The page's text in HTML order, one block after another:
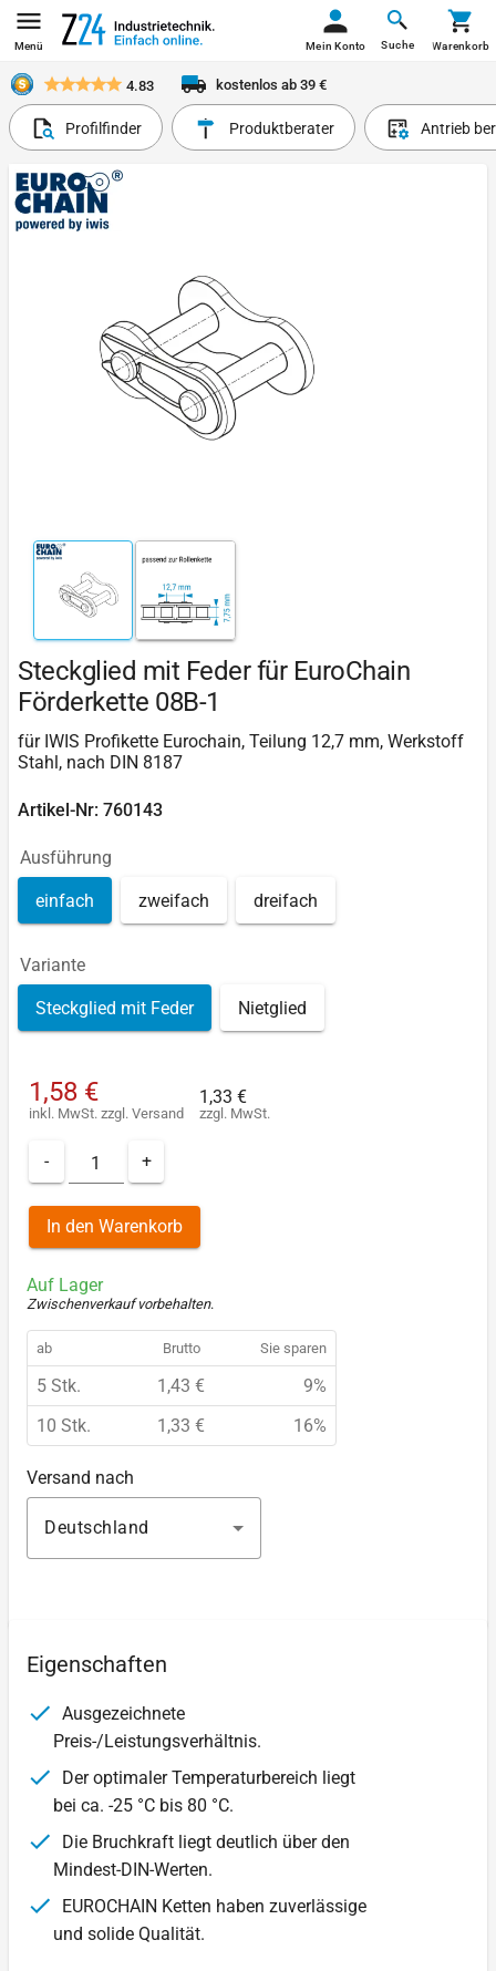
Menü Suche
Mein Konto Warenkorb
4.83 kostenlos ab 39 €
Profilfinder Produktberater Antrieb
Steckglied mit Feder für EuroChain
Förderkette 08B-1
für IWIS Profikette Eurochain, Teilung 12,7 mm, Werkstoff
Stahl, nach DIN 8187
Artikel-Nr: 760143
Ausführung
einfach zweifach dreifach
Variante
Steckglied mit Feder Nietglied
1,58 €
inkl. MwSt. zzgl. Versand
1,33 €
zzgl. MwSt.
- +
In den Warenkorb
Auf Lager
Zwischenverkauf vorbehalten.
ab Brutto Sie sparen
5 Stk. 1,43 €
9%
10 Stk.
1,33 € 16%
Versand nach
Deutschland
Eigenschaften
Ausgezeichnete
Preis-/Leistungsverhältnis.
Der optimaler Temperaturbereich liegt
bei ca. -25 °C bis 80 °C.
Die Bruchkraft liegt deutlich über den
Mindest-DIN-Werten.
EUROCHAIN Ketten haben zuverlässige
und solide Qualität.